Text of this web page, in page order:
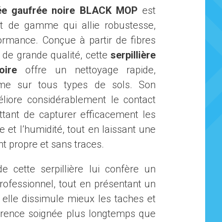
gaufrée noire BLACK MOP est
de gamme qui allie robustesse,
Conçue à partir de fibres
grande qualité, cetteserpillière
offre un nettoyage rapide,
sur tous types de sols. Son
considérablement le contact
de capturer efficacement les
et l’humidité, tout en laissant une
propre et sans traces.
cette serpillière lui confère un
tout en présentant un
dissimule mieux les taches et
soignée plus longtemps que